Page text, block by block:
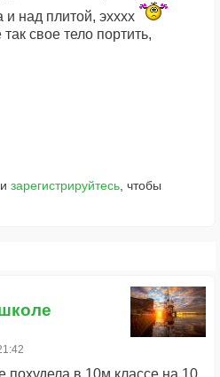
и над плитой, эхххх
свое тело портить,
зарегистрируйтесь, чтобы